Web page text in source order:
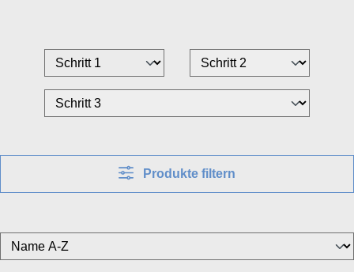
Produkte filtern